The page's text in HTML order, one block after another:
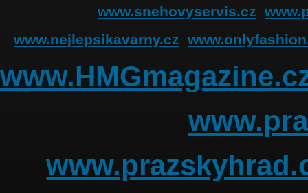
www.snehovyservis.cz
www.nejlepsikavarny.cz